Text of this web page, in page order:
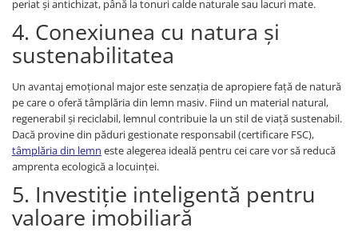
periat și antichizat, până la tonuri calde naturale sau lacuri mate.
4. Conexiunea cu natura și
sustenabilitatea
Un avantaj emoțional major este senzația de apropiere față de natură
pe care o oferă tâmplăria din lemn masiv. Fiind un material natural,
regenerabil și reciclabil, lemnul contribuie la un stil de viață sustenabil.
Dacă provine din păduri gestionate responsabil (certificare FSC),
tâmplăria din lemn este alegerea ideală pentru cei care vor să reducă
amprenta ecologică a locuinței.
5. Investiție inteligentă pentru
valoare imobiliară